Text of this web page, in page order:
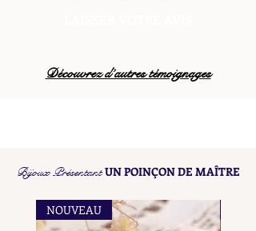
Découvrez d’autres témoignages
Bijoux PrésentantUN POINÇON DE MAÎTRE
NOUVEAU